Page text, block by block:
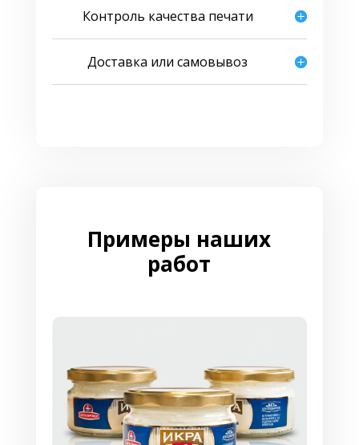
Контроль качества печати
Доставка или самовывоз
Примеры наших
работ